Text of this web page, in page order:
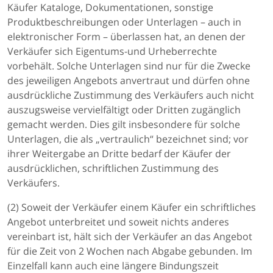
Käufer Kataloge, Dokumentationen, sonstige
Produktbeschreibungen oder Unterlagen – auch in
elektronischer Form – überlassen hat, an denen der
Verkäufer sich Eigentums-und Urheberrechte
vorbehält. Solche Unterlagen sind nur für die Zwecke
des jeweiligen Angebots anvertraut und dürfen ohne
ausdrückliche Zustimmung des Verkäufers auch nicht
auszugsweise vervielfältigt oder Dritten zugänglich
gemacht werden. Dies gilt insbesondere für solche
Unterlagen, die als „vertraulich“ bezeichnet sind; vor
ihrer Weitergabe an Dritte bedarf der Käufer der
ausdrücklichen, schriftlichen Zustimmung des
Verkäufers.
(2) Soweit der Verkäufer einem Käufer ein schriftliches
Angebot unterbreitet und soweit nichts anderes
vereinbart ist, hält sich der Verkäufer an das Angebot
für die Zeit von 2 Wochen nach Abgabe gebunden. Im
Einzelfall kann auch eine längere Bindungszeit